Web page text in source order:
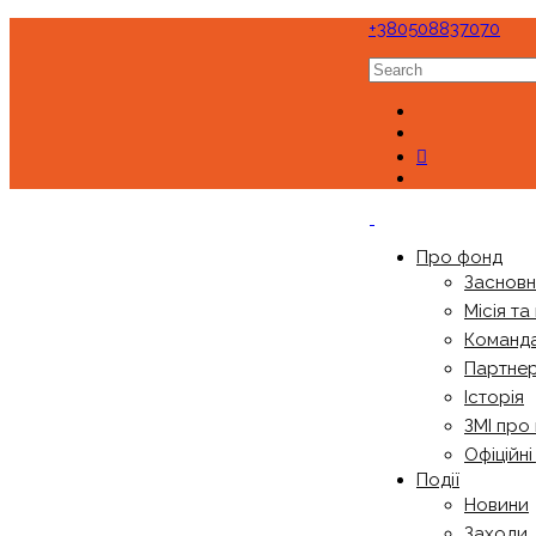
+380508837070
Про фонд
Місія та
Історія
ЗМІ про
Події
Новини